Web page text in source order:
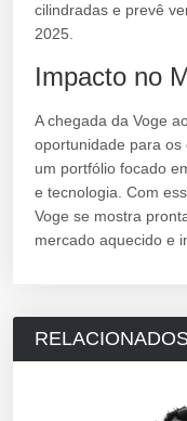
cilindradas e prevê
2025.
Impacto no
A chegada da Voge
oportunidade para
um portfólio focado
e tecnologia. Com
Voge se mostra
mercado aquecido e